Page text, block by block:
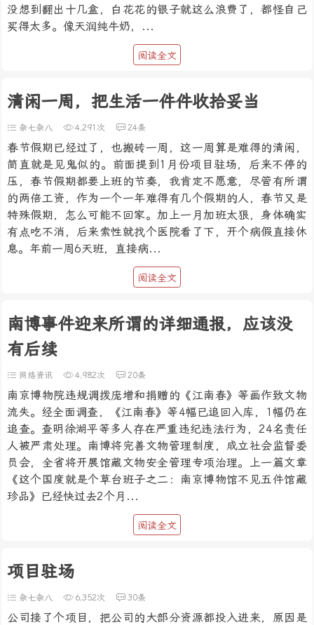
没想到翻出十几盒，白花花的银子就这么浪费了，都怪自己
买得太多。像天润纯牛奶，...
阅读全文
清闲一周，把生活一件件收拾妥当
杂七杂八 4,291次 24条
春节假期已经过了，也搬砖一周，这一周算是难得的清闲，
简直就是见鬼似的。前面提到1月份项目驻场，后来不停的
压，春节假期都要上班的节奏，我肯定不愿意，尽管有所谓
的两倍工资，作为一个一年难得有几个假期的人，春节又是
特殊假期，怎么可能不回家。加上一月加班太狠，身体确实
有点吃不消，后来索性就找个医院看了下，开个病假直接休
息。年前一周6天班，直接病...
阅读全文
南博事件迎来所谓的详细通报，应该没
有后续
网络资讯 4,982次 20条
南京博物院违规调拨庞增和捐赠的《江南春》等画作致文物
流失。经全面调查，《江南春》等4幅已追回入库，1幅仍在
追查。查明徐湖平等多人存在严重违纪违法行为，24名责任
人被严肃处理。南博将完善文物管理制度，成立社会监督委
员会，全省将开展馆藏文物安全管理专项治理。上一篇文章
《这个国度就是个草台班子之二：南京博物馆不见五件馆藏
珍品》已经快过去2个月...
阅读全文
项目驻场
杂七杂八 6,352次 30条
公司接了个项目，把公司的大部分资源都投入进来，原因是